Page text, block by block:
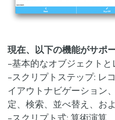
現在、以下の機能がサポ
–基本的なオブジェクトと
–スクリプトステップ: レ
イアウトナビゲーション
定、検索、並べ替え、お